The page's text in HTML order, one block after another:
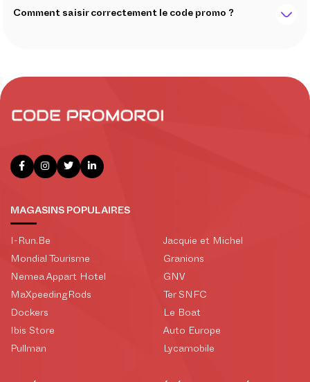
Comment saisir correctement le code promo ?
MAGASINS POPULAIRES
I-Run.Be
Mondial Tourisme
Nemea Appart Hotel
MaXpeedingRods
Dockers
Ibis Store
Pullman
Jacquie et Michel
Granions
GNV
Ter SNFC
Le Boat
Auto Europe
Lycamobile